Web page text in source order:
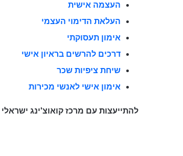
העצמה אישית
העלאת הדימוי העצמי
אימון תעסוקתי
דרכים להרשים בראיון אישי
שיחת ציפיות שכר
אימון אישי לאנשי מכירות
להתייעצות עם מרכז קואוצ'ינג ישראלי